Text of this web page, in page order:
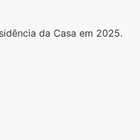
da Casa em 2025.